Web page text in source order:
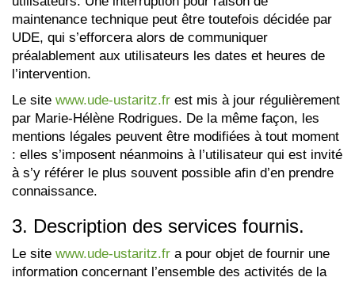
maintenance technique peut être toutefois décidée par
UDE, qui s’efforcera alors de communiquer
préalablement aux utilisateurs les dates et heures de
l’intervention.
Le site www.ude-ustaritz.fr est mis à jour régulièrement
par Marie-Hélène Rodrigues. De la même façon, les
mentions légales peuvent être modifiées à tout moment
: elles s’imposent néanmoins à l’utilisateur qui est invité
à s’y référer le plus souvent possible afin d’en prendre
connaissance.
3. Description des services fournis.
Le site www.ude-ustaritz.fr a pour objet de fournir une
information concernant l’ensemble des activités de la